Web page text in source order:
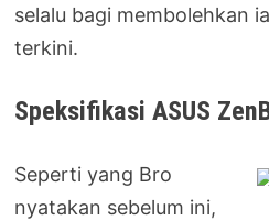
selalu bagi membolehkan
terkini.
Speksifikasi ASUS
Seperti yang Bro
nyatakan sebelum ini,